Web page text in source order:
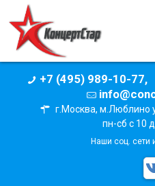
+7 (495) 989-10-77,
г.Москва, м.Люблино
пн-сб с 10
Наши соц.